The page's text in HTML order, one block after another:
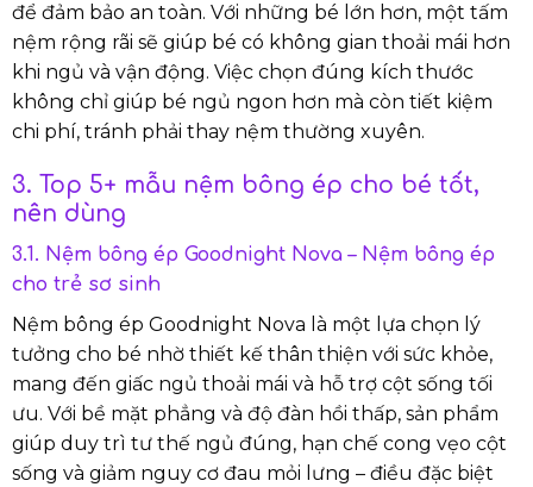
để đảm bảo an toàn. Với những bé lớn hơn, một tấm
nệm rộng rãi sẽ giúp bé có không gian thoải mái hơn
khi ngủ và vận động. Việc chọn đúng kích thước
không chỉ giúp bé ngủ ngon hơn mà còn tiết kiệm
chi phí, tránh phải thay nệm thường xuyên.
3. Top 5+ mẫu nệm bông ép cho bé tốt,
nên dùng
3.1. Nệm bông ép Goodnight Nova – Nệm bông ép
cho trẻ sơ sinh
Nệm bông ép Goodnight Nova là một lựa chọn lý
tưởng cho bé nhờ thiết kế thân thiện với sức khỏe,
mang đến giấc ngủ thoải mái và hỗ trợ cột sống tối
ưu. Với bề mặt phẳng và độ đàn hồi thấp, sản phẩm
giúp duy trì tư thế ngủ đúng, hạn chế cong vẹo cột
sống và giảm nguy cơ đau mỏi lưng – điều đặc biệt